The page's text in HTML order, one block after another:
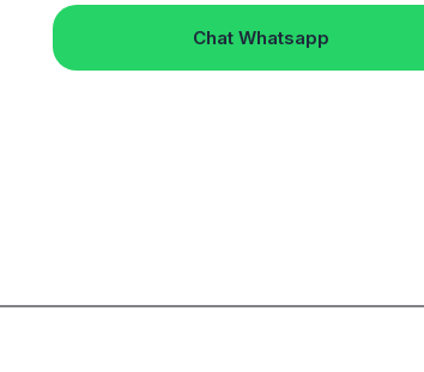
Chat Whatsapp